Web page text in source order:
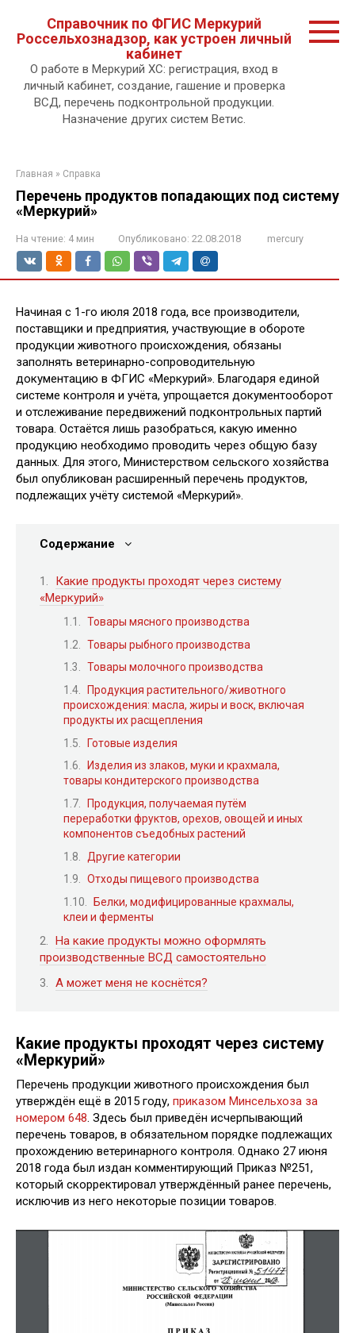
контенту.
Справочник по ФГИС Меркурий
Россельхознадзор, как устроен личный
кабинет
О работе в Меркурий ХС: регистрация, вход в
личный кабинет, создание, гашение и проверка
ВСД, перечень подконтрольной продукции.
Назначение других систем Ветис.
Главная » Справка
Перечень продуктов попадающих под систему
«Меркурий»
На чтение: 4 мин Опубликовано: 22.08.2018 mercury
Начиная с 1-го июля 2018 года, все производители,
поставщики и предприятия, участвующие в обороте
продукции животного происхождения, обязаны
заполнять ветеринарно-сопроводительную
документацию в ФГИС «Меркурий». Благодаря единой
системе контроля и учёта, упрощается документооборот
и отслеживание передвижений подконтрольных партий
товара. Остаётся лишь разобраться, какую именно
продукцию необходимо проводить через общую базу
данных. Для этого, Министерством сельского хозяйства
был опубликован расширенный перечень продуктов,
подлежащих учёту системой «Меркурий».
Содержание
Какие продукты проходят через систему
«Меркурий»
Товары мясного производства
Товары рыбного производства
Товары молочного производства
Продукция растительного/животного
происхождения: масла, жиры и воск, включая
продукты их расщепления
Готовые изделия
Изделия из злаков, муки и крахмала,
товары кондитерского производства
Продукция, получаемая путём
переработки фруктов, орехов, овощей и иных
компонентов съедобных растений
Другие категории
Отходы пищевого производства
Белки, модифицированные крахмалы,
клеи и ферменты
На какие продукты можно оформлять
производственные ВСД самостоятельно
А может меня не коснётся?
Какие продукты проходят через систему
«Меркурий»
Перечень продукции животного происхождения был
утверждён ещё в 2015 году, приказом Минсельхоза за
номером 648. Здесь был приведён исчерпывающий
перечень товаров, в обязательном порядке подлежащих
прохождению ветеринарного контроля. Однако 27 июня
2018 года был издан комментирующий Приказ №251,
который скорректировал утверждённый ранее перечень,
исключив из него некоторые позиции товаров.